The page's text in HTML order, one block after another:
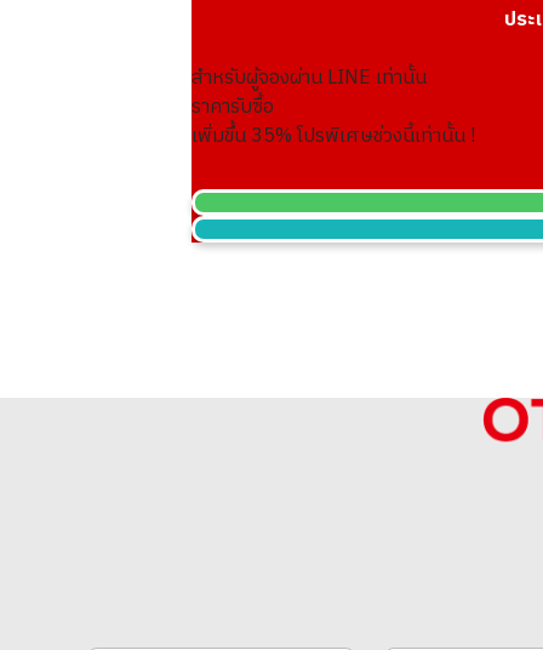
Platinum (Pt900) earrings
ราคารับซื้ออ้างอิง
ASK
ปร
สำหรับผู้จองผ่าน LINE เท่านั้น
ราคารับซื้อ
เพิ่มขึ้น35% โปรพิเศษช่วงนี้เท่านั้น !